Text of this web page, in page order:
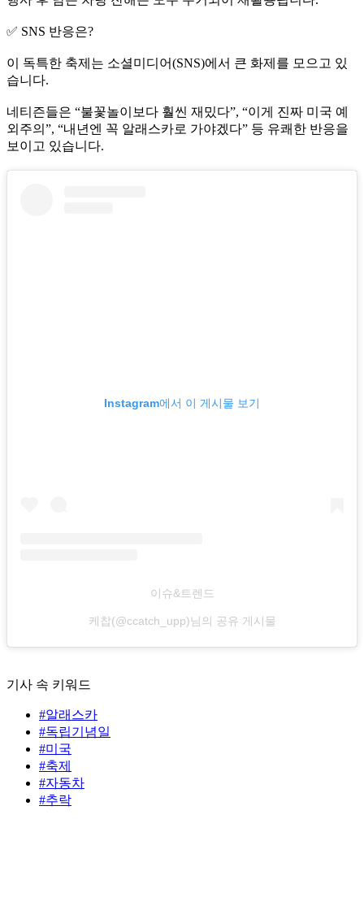
✅ SNS 반응은?
이 독특한 축제는 소셜미디어(SNS)에서 큰 화제를 모으고 있
습니다.
네티즌들은 “불꽃놀이보다 훨씬 재밌다”, “이게 진짜 미국 예
외주의”, “내년엔 꼭 알래스카로 가야겠다” 등 유쾌한 반응을
보이고 있습니다.
Instagram에서 이 게시물 보기
이슈&트렌드
케찹(@ccatch_upp)님의 공유 게시물
기사 속 키워드
#알래스카
#독립기념일
#미국
#축제
#자동차
#추락